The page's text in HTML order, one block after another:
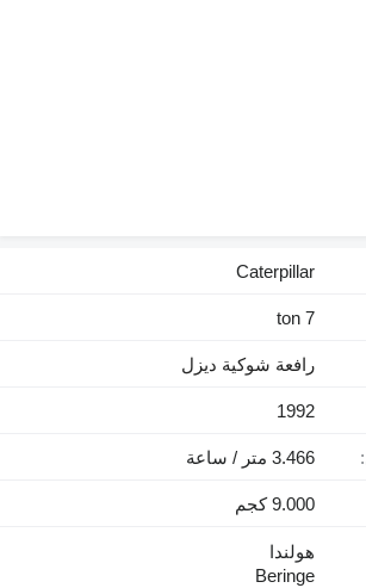
Caterpillar
7 ton
رافعة شوكية ديزل
1992
3.466 متر / ساعة
9.000 كجم
هولندا
Beringe